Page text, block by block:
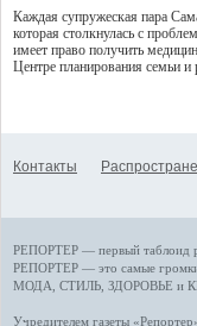
Каждая супружеская пара
которая столкнулась с
имеет право получить
Центре планирования семьи и
Контакты
РЕПОРТЕР — первый таблоид
РЕПОРТЕР — это самые
МОДА, СТИЛЬ ЗДОРОВЬЕ и
Учредителем газеты